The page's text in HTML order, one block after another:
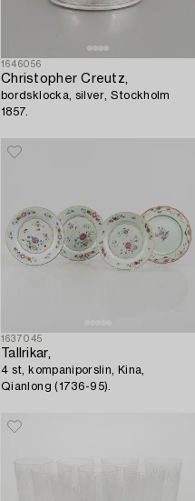
1646056
Christopher Creutz,
bordsklocka, silver, Stockholm
1857.
1637045
Tallrikar,
4 st, kompaniporslin, Kina,
Qianlong (1736-95).